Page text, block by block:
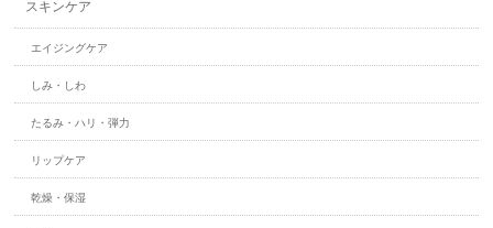
スキンケア
エイジングケア
しみ・しわ
たるみ・ハリ・弾力
リップケア
乾燥・保湿